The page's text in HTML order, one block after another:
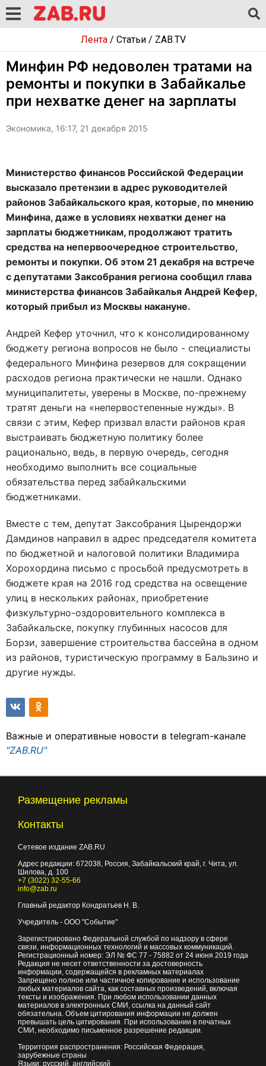
Лента/ Статьи/ ZAB.TV
Минфин РФ недоволен тратами на
ремонты и покупки в Забайкалье
при нехватке денег на зарплаты
Экономика, 16:17, 21 декабря 2015
Министерство финансов Российской Федерации
высказало претензии в адрес руководителей
районов Забайкальского края, которые, по мнению
Минфина, даже в условиях нехватки денег на
зарплаты бюджетникам, продолжают тратить
средства на непервоочередное строительство,
ремонты и покупки. Об этом 21 декабря на встрече
с депутатами Заксобрания региона сообщил глава
министерства финансов Забайкалья Андрей Кефер,
который прибыл из Москвы накануне.
Андрей Кефер уточнил, что к консолидированному
бюджету региона вопросов не было - специалисты
федерального Минфина резервов для сокращении
расходов региона практически не нашли. Однако
муниципалитеты, уверены в Москве, по-прежнему
тратят деньги на «непервостепенные нужды». В
связи с этим, Кефер призвал власти районов края
выстраивать бюджетную политику более
рационально, ведь, в первую очередь, сегодня
необходимо выполнить все социальные
обязательства перед забайкальскими
бюджетниками.
Вместе с тем, депутат Заксобрания Цырендоржи
Дамдинов направил в адрес председателя комитета
по бюджетной и налоговой политики Владимира
Хорохордина письмо с просьбой предусмотреть в
бюджете края на 2016 год средства на освещение
улиц в нескольких районах, приобретение
физкультурно-оздоровительного комплекса в
Забайкальске, покупку глубинных насосов для
Борзи, завершение строительства бассейна в одном
из районов, туристическую программу в Бальзино и
другие нужды.
Важные и оперативные новости в telegram-канале
"ZAB.RU"
Размещение рекламы
Контакты
Сетевое издание ZAB.RU
Адрес редакции: 672038, Россия, Забайкальский край, г. Чита, ул.
Шилова, д. 100
+7 (3022) 32-55-66
info@zab.ru
Главный редактор Кондратьев Н. В.
Учредитель - ООО "Событие"
Зарегистрировано Федеральной службой по надзору в сфере
связи, информационных технологий и массовых коммуникаций.
Регистрационный номер: ЭЛ № ФС 77 - 75882 от 24 июня 2019 года
Редакция не несет ответственности за достоверность
информации, содержащейся в рекламных материалах
Запрещено полное или частичное копирование и использование
любых материалов сайта, как составных произведений, включая
тексты и изображения. При любом использовании данных
материалов в электронных СМИ, ссылка на данный сайт
обязательна. Объем цитирования информации не должен
превышать цель цитирования. При использовании в печатных
СМИ, необходимо письменное разрешение редакции.
Территория распространения: Российская Федерация,
зарубежные страны
Языки: русский, английский